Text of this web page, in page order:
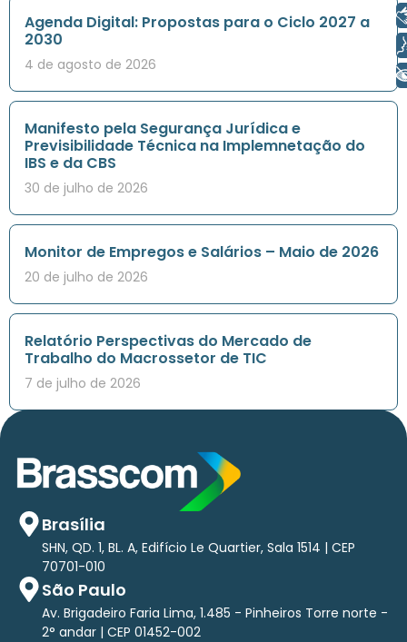
Agenda Digital: Propostas para o Ciclo 2027 a
2030
4 de agosto de 2026
Manifesto pela Segurança Jurídica e
Previsibilidade Técnica na Implemnetação do
IBS e da CBS
30 de julho de 2026
Monitor de Empregos e Salários – Maio de 2026
20 de julho de 2026
Relatório Perspectivas do Mercado de
Trabalho do Macrossetor de TIC
7 de julho de 2026
Brasília
SHN, QD. 1, BL. A, Edifício Le Quartier, Sala 1514 | CEP
70701-010
São Paulo
Av. Brigadeiro Faria Lima, 1.485 - Pinheiros Torre norte -
2° andar | CEP 01452-002
Libras